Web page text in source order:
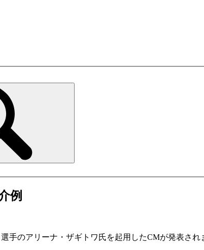
例
手のアリーナ・ザギトワ氏を起用したCMが発表され